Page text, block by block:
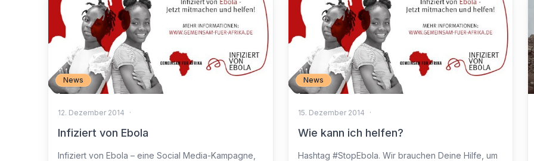
News
12. Dezember 2014 ·
Infiziert von Ebola
Infiziert von Ebola – eine Social Media-Kampagne,
News
15. Dezember 2014 ·
Wie kann ich helfen?
Hashtag #StopEbola. Wir brauchen Deine Hilfe, um